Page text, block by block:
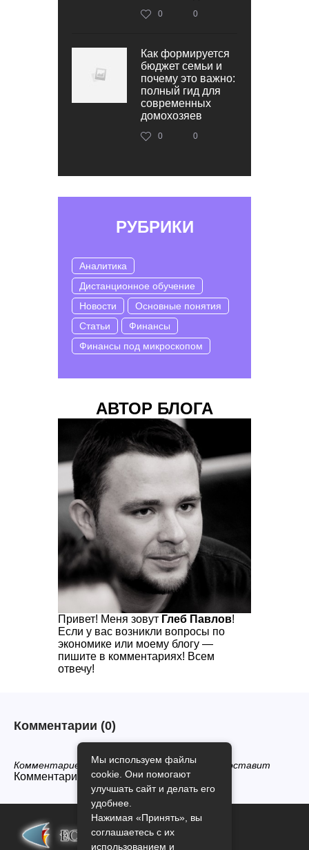
0 0
Как формируется
бюджет семьи и
почему это важно:
полный гид для
современных
домохозяев
0 0
РУБРИКИ
Аналитика
Дистанционное обучение
Новости
Основные понятия
Статьи
Финансы
Финансы под микроскопом
АВТОР БЛОГА
Привет! Меня зовут Глеб Павлов!
Если у вас возникли вопросы по
экономике или моему блогу —
пишите в комментариях! Всем
отвечу!
Комментарии (0)
Комментариев нет, будьте первым кто его оставит
Комментарии закрыты.
Мы используем файлы
cookie. Они помогают
улучшать сайт и делать его
удобнее.
Нажимая «Принять», вы
соглашаетесь с их
использованием и